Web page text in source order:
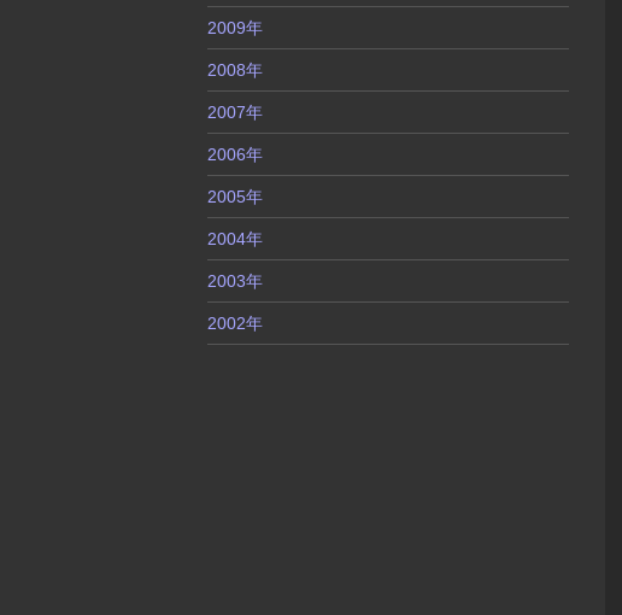
2009年
2008年
2007年
2006年
2005年
2004年
2003年
2002年